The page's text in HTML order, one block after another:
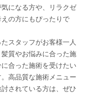
になる方や、リラクゼ
の方にもぴったりで
スタッフがお客様一人
質やお悩みに合った施
合った施術を受けたい
高品質な施術メニュー
されている方は、ぜひ